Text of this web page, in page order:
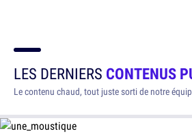
LES DERNIERS CONTENUS
Le contenu chaud, tout juste sorti de notre